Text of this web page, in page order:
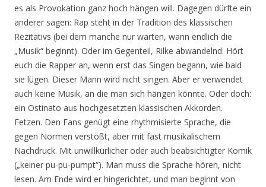
es als Provokation ganz hoch hängen will. Dagegen dürfte ein
anderer sagen: Rap steht in der Tradition des klassischen
Rezitativs (bei dem manche nur warten, wann endlich die
„Musik“ beginnt). Oder im Gegenteil, Rilke abwandelnd: Hört
euch die Rapper an, wenn erst das Singen begann, wie bald
sie lügen. Dieser Mann wird nicht singen. Aber er verwendet
auch keine Musik, an die man sich hängen könnte. Oder doch:
ein Ostinato aus hochgesetzten klassischen Akkorden.
Fetzen. Den Fans genügt eine rhythmisierte Sprache, die
gegen Normen verstößt, aber mit fast musikalischem
Nachdruck. Mit unwillkürlicher oder auch beabsichtigter Komik
(„keiner pu-pu-pumpt“). Man muss die Sprache hören, nicht
lesen. Am Ende wird er hingerichtet, und man beginnt von